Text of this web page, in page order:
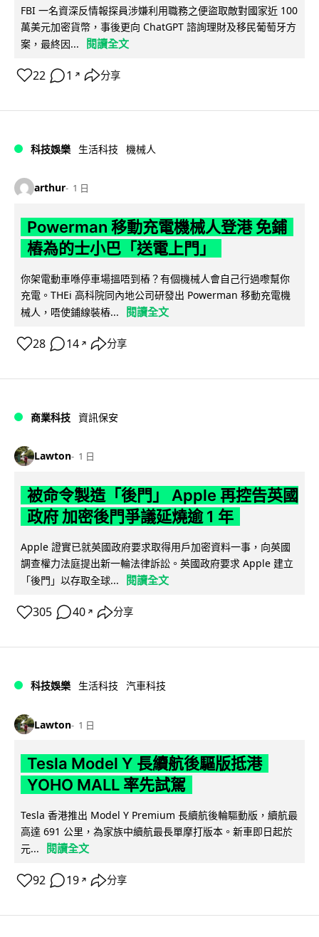
FBI 一名資深反情報探員涉嫌利用職務之便盜取敵對國家近 100
萬美元加密貨幣，事後更向 ChatGPT 諮詢理財及移民葡萄牙方
案，最終因...
閱讀全文
22 1 ↗ 分享
科技娛樂 生活科技 機械人
arthur 1 日
Powerman 移動充電機械人登港 免鋪
樁為的士小巴「送電上門」
你架電動車喺停車場搵唔到樁？有個機械人會自己行過嚟幫你
充電。THEi 高科院同內地公司研發出 Powerman 移動充電機
械人，唔使鋪線裝樁...
閱讀全文
28 14 ↗ 分享
商業科技 資訊保安
Lawton 1 日
被命令製造「後門」 Apple 再控告英國
政府 加密後門爭議延燒逾 1 年
Apple 證實已就英國政府要求取得用戶加密資料一事，向英國
調查權力法庭提出新一輪法律訴訟。英國政府要求 Apple 建立
「後門」以存取全球...
閱讀全文
305 40 ↗ 分享
科技娛樂 生活科技 汽車科技
Lawton 1 日
Tesla Model Y 長續航後驅版抵港
YOHO MALL 率先試駕
Tesla 香港推出 Model Y Premium 長續航後輪驅動版，續航最
高達 691 公里，為家族中續航最長單摩打版本。新車即日起於
元...
閱讀全文
92 19 ↗ 分享